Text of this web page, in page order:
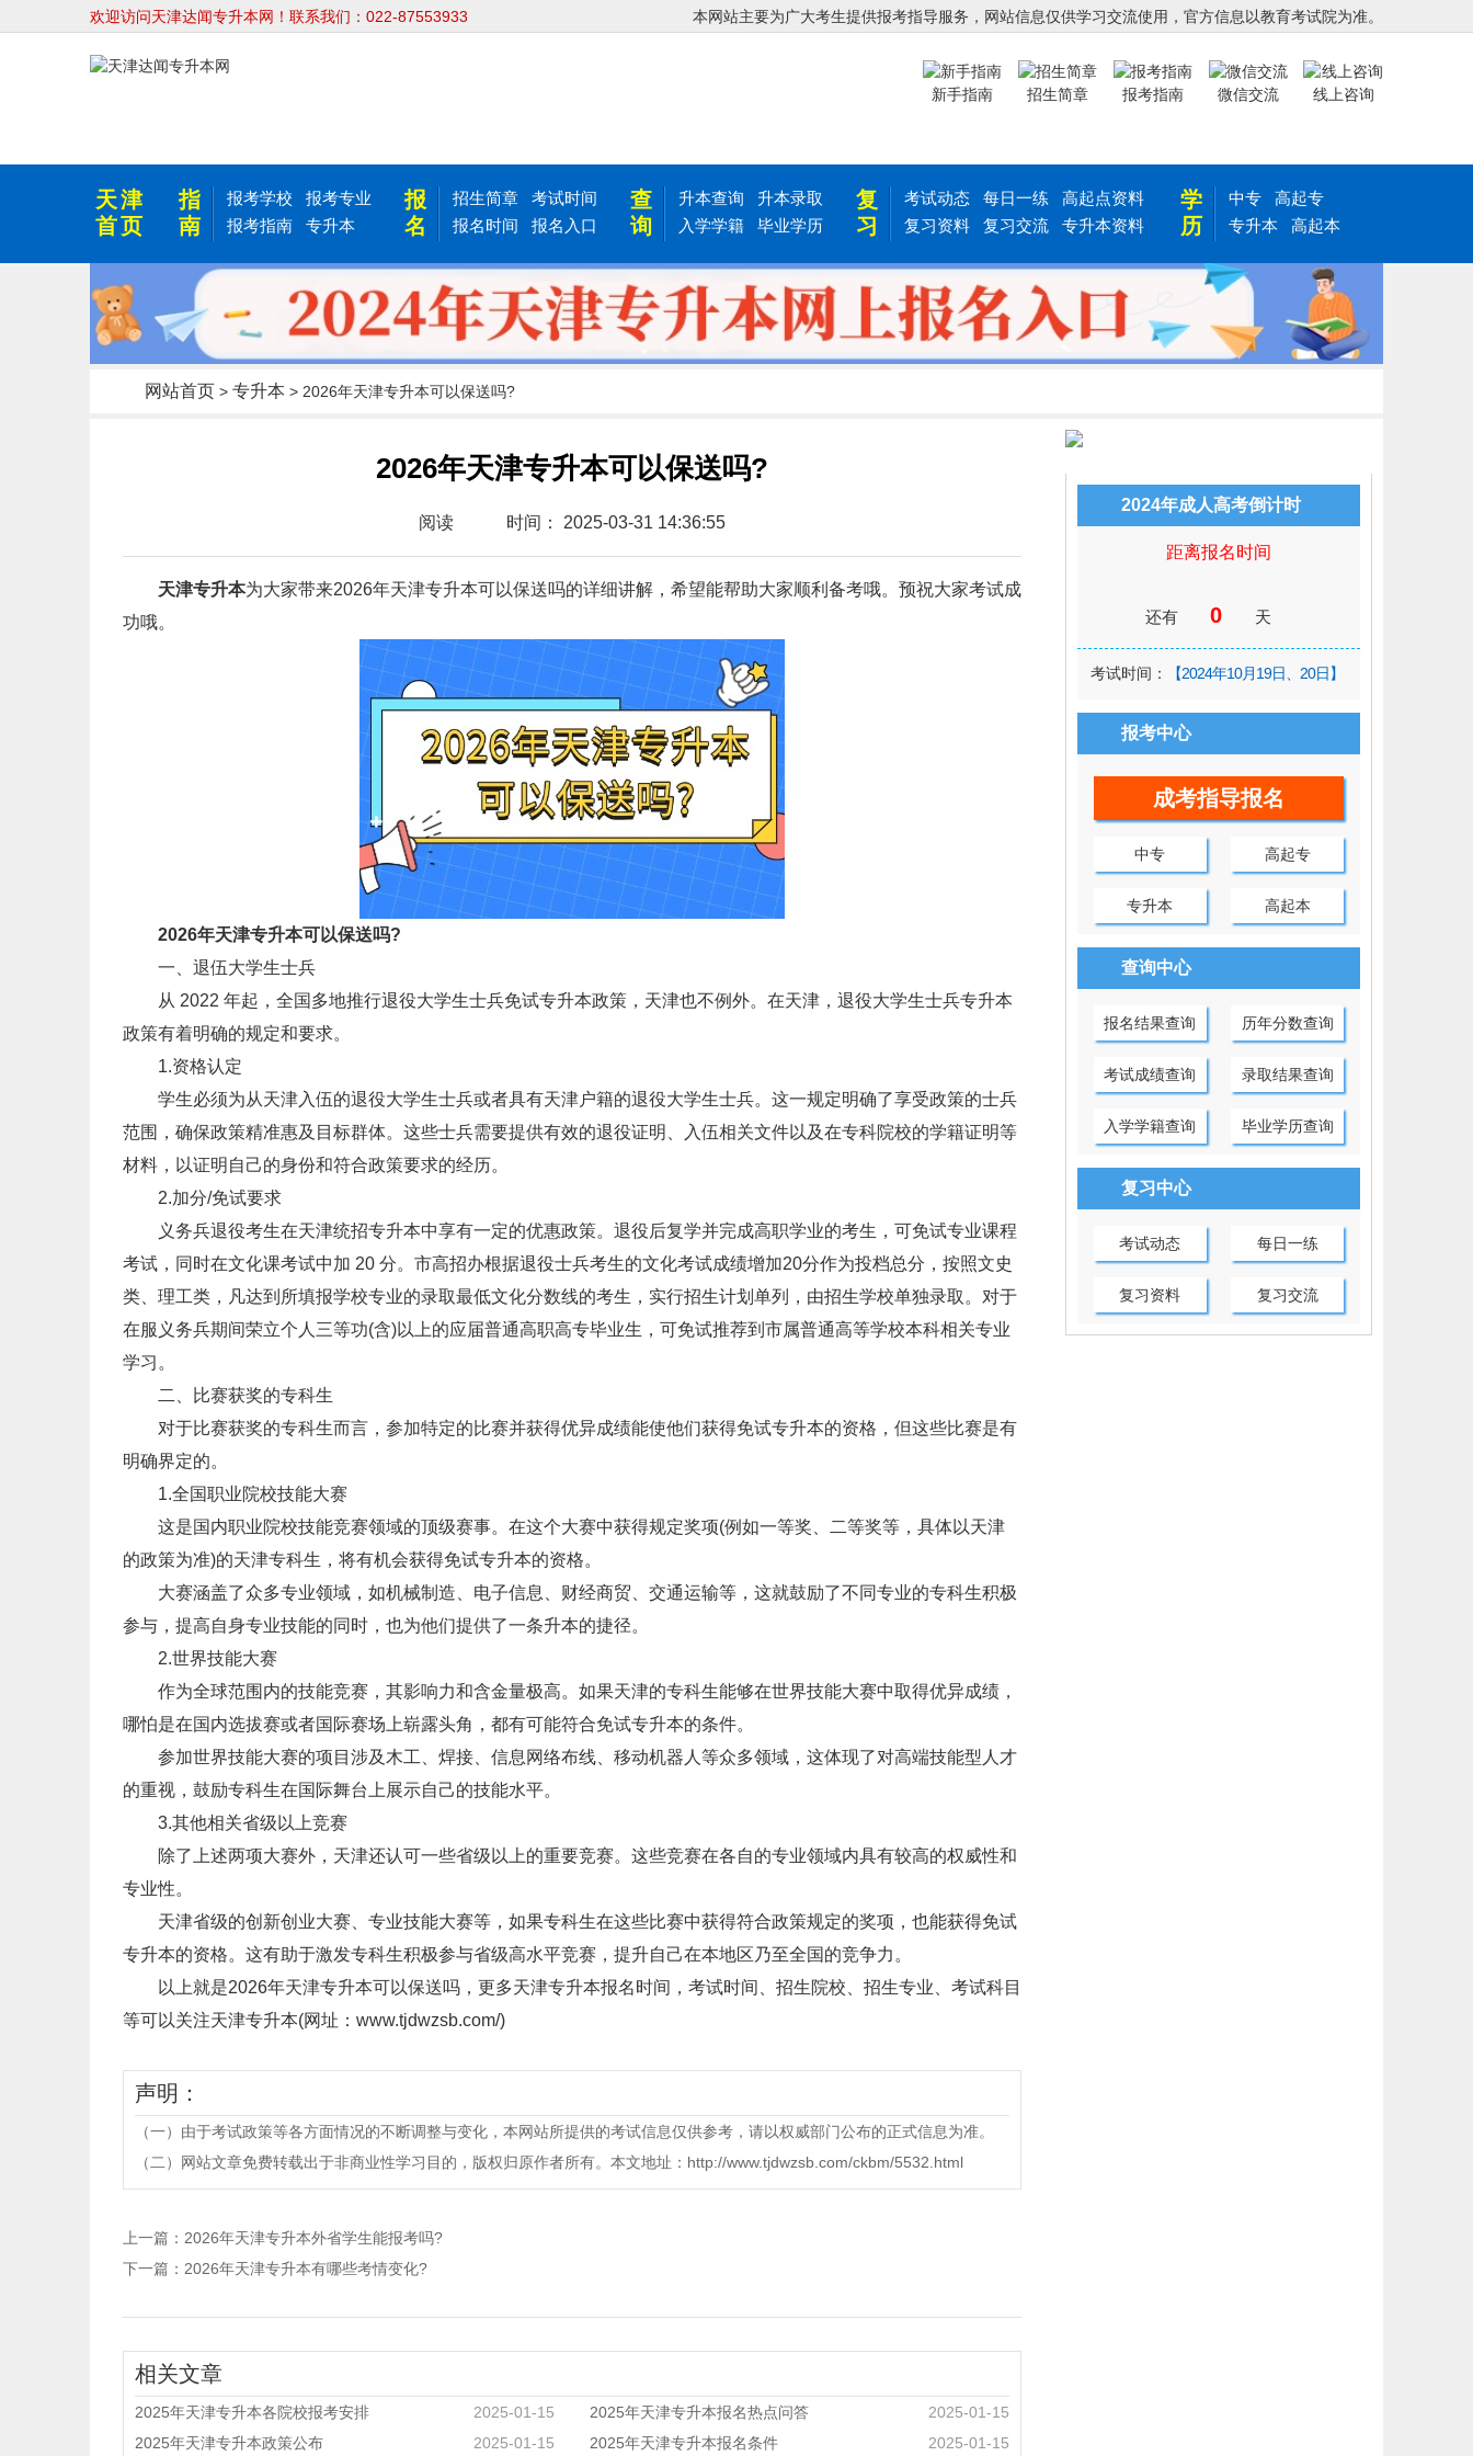
欢迎访问天津达闻专升本网！联系我们：022-87553933 本网站主要为广大考生提供报考指导服务，网站信息仅供学习交流使用，官方信息以教育考试院为准。
新手指南 招生简章 报考指南 微信交流 线上咨询
天津
首页
指
南
报考学校
报考专业
报考指南
专升本
报
名
招生简章
考试时间
报名时间
报名入口
查
询
升本查询
升本录取
入学学籍
毕业学历
复
习
考试动态 每日一练
高起点资料
复习资料
复习交流 专升本资料
学
历
中专
高起专
专升本
高起本
网站首页 > 专升本 > 2026年天津专升本可以保送吗?
2026年天津专升本可以保送吗?
阅读 时间： 2025-03-31 14:36:55
天津专升本为大家带来2026年天津专升本可以保送吗的详细讲解，希望能帮助大家顺利备考哦。预祝大家考试成
功哦。
2026年天津专升本可以保送吗?
一、退伍大学生士兵
从 2022 年起，全国多地推行退役大学生士兵免试专升本政策，天津也不例外。在天津，退役大学生士兵专升本
政策有着明确的规定和要求。
1.资格认定
学生必须为从天津入伍的退役大学生士兵或者具有天津户籍的退役大学生士兵。这一规定明确了享受政策的士兵
范围，确保政策精准惠及目标群体。这些士兵需要提供有效的退役证明、入伍相关文件以及在专科院校的学籍证明等
材料，以证明自己的身份和符合政策要求的经历。
2.加分/免试要求
义务兵退役考生在天津统招专升本中享有一定的优惠政策。退役后复学并完成高职学业的考生，可免试专业课程
考试，同时在文化课考试中加 20 分。市高招办根据退役士兵考生的文化考试成绩增加20分作为投档总分，按照文史
类、理工类，凡达到所填报学校专业的录取最低文化分数线的考生，实行招生计划单列，由招生学校单独录取。对于
在服义务兵期间荣立个人三等功(含)以上的应届普通高职高专毕业生，可免试推荐到市属普通高等学校本科相关专业
学习。
二、比赛获奖的专科生
对于比赛获奖的专科生而言，参加特定的比赛并获得优异成绩能使他们获得免试专升本的资格，但这些比赛是有
明确界定的。
1.全国职业院校技能大赛
这是国内职业院校技能竞赛领域的顶级赛事。在这个大赛中获得规定奖项(例如一等奖、二等奖等，具体以天津
的政策为准)的天津专科生，将有机会获得免试专升本的资格。
大赛涵盖了众多专业领域，如机械制造、电子信息、财经商贸、交通运输等，这就鼓励了不同专业的专科生积极
参与，提高自身专业技能的同时，也为他们提供了一条升本的捷径。
2.世界技能大赛
作为全球范围内的技能竞赛，其影响力和含金量极高。如果天津的专科生能够在世界技能大赛中取得优异成绩，
哪怕是在国内选拔赛或者国际赛场上崭露头角，都有可能符合免试专升本的条件。
参加世界技能大赛的项目涉及木工、焊接、信息网络布线、移动机器人等众多领域，这体现了对高端技能型人才
的重视，鼓励专科生在国际舞台上展示自己的技能水平。
3.其他相关省级以上竞赛
除了上述两项大赛外，天津还认可一些省级以上的重要竞赛。这些竞赛在各自的专业领域内具有较高的权威性和
专业性。
天津省级的创新创业大赛、专业技能大赛等，如果专科生在这些比赛中获得符合政策规定的奖项，也能获得免试
专升本的资格。这有助于激发专科生积极参与省级高水平竞赛，提升自己在本地区乃至全国的竞争力。
以上就是2026年天津专升本可以保送吗，更多天津专升本报名时间，考试时间、招生院校、招生专业、考试科目
等可以关注天津专升本(网址：www.tjdwzsb.com/)
声明：
（一）由于考试政策等各方面情况的不断调整与变化，本网站所提供的考试信息仅供参考，请以权威部门公布的正式信息为准。
（二）网站文章免费转载出于非商业性学习目的，版权归原作者所有。本文地址：http://www.tjdwzsb.com/ckbm/5532.html
上一篇： 2026年天津专升本外省学生能报考吗?
下一篇： 2026年天津专升本有哪些考情变化?
相关文章
2025年天津专升本各院校报考安排 2025-01-15 2025年天津专升本报名热点问答
2025-01-15
2025年天津专升本政策公布
2025-01-15 2025年天津专升本报名条件 2025-01-15
2024年成人高考倒计时
距离报名时间
还有 0 天
考试时间： 【2024年10月19日、20日】
报考中心
成考指导报名
中专 高起专
专升本 高起本
查询中心
报名结果查询 历年分数查询
考试成绩查询 录取结果查询
入学学籍查询 毕业学历查询
复习中心
考试动态 每日一练
复习资料 复习交流